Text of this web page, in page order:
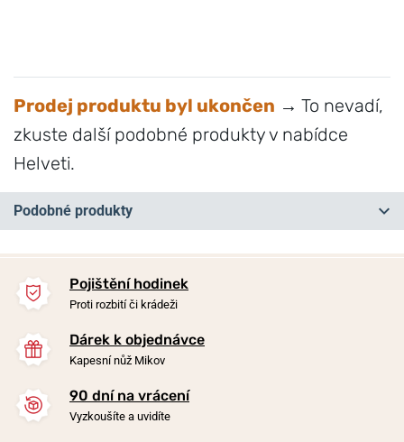
Prodej produktu byl ukončen → To nevadí,
zkuste další podobné produkty v nabídce
Helveti.
Podobné produkty
-20%
Pojištění hodinek
Proti rozbití či krádeži
Dárek k objednávce
Kapesní nůž Mikov
90 dní na vrácení
Vyzkoušíte a uvidíte